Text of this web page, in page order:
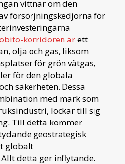
vittnar om den
försörjningskedjorna för
korridoren ärett
olja och gas, liksom
för grön vätgas,
för den globala
säkerheten. Dessa
med mark som
lockar till sig
Till detta kommer
geostrategisk
globalt
detta ger inflytande.